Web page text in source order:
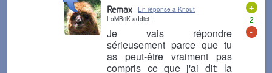
+
2
-
Remax
En réponse à Knout
LoMBriK addict !
Je vais répondre
sérieusement parce que tu
as peut-être vraiment pas
compris ce que j'ai dit: la